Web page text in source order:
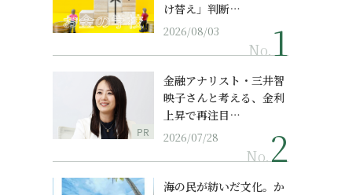
け替え」判断…
2026/08/03
No.
PR
金融アナリスト・三井智
映子さんと考える、金利
上昇で再注目…
2026/07/28
No.
海の民が紡いだ文化。か